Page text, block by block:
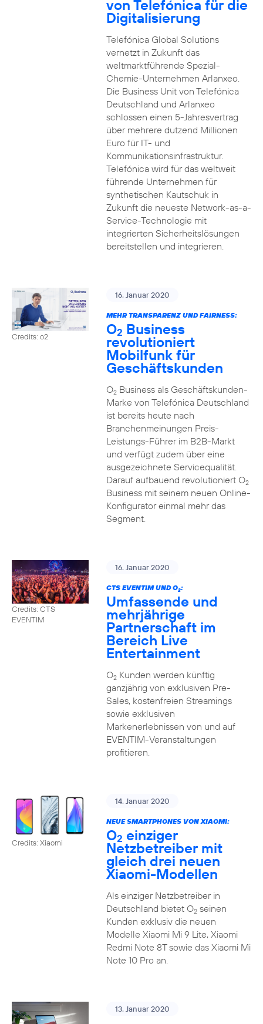
von Telefónica für die
Digitalisierung
Telefónica Global Solutions
vernetzt in Zukunft das
weltmarktführende Spezial-
Chemie-Unternehmen Arlanxeo.
Die Business Unit von Telefónica
Deutschland und Arlanxeo
schlossen einen 5-Jahresvertrag
über mehrere dutzend Millionen
Euro für IT- und
Kommunikationsinfrastruktur.
Telefónica wird für das weltweit
führende Unternehmen für
synthetischen Kautschuk in
Zukunft die neueste Network-as-a-
Service-Technologie mit
integrierten Sicherheitslösungen
bereitstellen und integrieren.
Credits: o2
16. Januar 2020
MEHR TRANSPARENZ UND FAIRNESS:
O2 Business
revolutioniert
Mobilfunk für
Geschäftskunden
O2Business als Geschäftskunden-
Marke von Telefónica Deutschland
ist bereits heute nach
Branchenmeinungen Preis-
Leistungs-Führer im B2B-Markt
und verfügt zudem über eine
ausgezeichnete Servicequalität.
Darauf aufbauend revolutioniert O2
Business mit seinem neuen Online-
Konfigurator einmal mehr das
Segment.
Credits: CTS
EVENTIM
16. Januar 2020
CTS EVENTIM UND O2:
Umfassende und
mehrjährige
Partnerschaft im
Bereich Live
Entertainment
O2Kunden werden künftig
ganzjährig von exklusiven Pre-
Sales, kostenfreien Streamings
sowie exklusiven
Markenerlebnissen von und auf
EVENTIM-Veranstaltungen
profitieren.
Credits: Xiaomi
14. Januar 2020
NEUE SMARTPHONES VON XIAOMI:
O2 einziger
Netzbetreiber mit
gleich drei neuen
Xiaomi-Modellen
Als einziger Netzbetreiber in
Deutschland bietet O2seinen
Kunden exklusiv die neuen
Modelle Xiaomi Mi 9 Lite, Xiaomi
Redmi Note 8T sowie das Xiaomi Mi
Note 10 Pro an.
13. Januar 2020